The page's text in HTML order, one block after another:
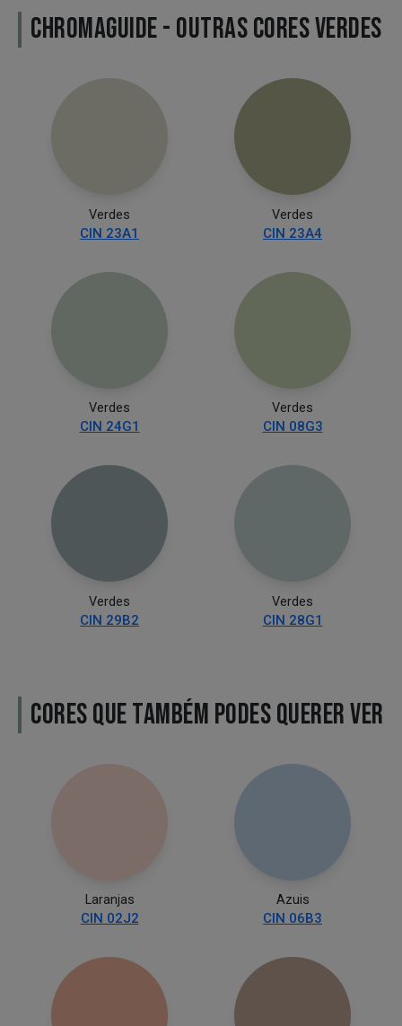
CHROMAGUIDE - OUTRAS CORES VERDES
Verdes
CIN 23A1
Verdes
CIN 23A4
Verdes
CIN 24G1
Verdes
CIN 08G3
Verdes
CIN 29B2
Verdes
CIN 28G1
CORES QUE TAMBÉM PODES QUERER VER
Laranjas
CIN 02J2
Azuis
CIN 06B3